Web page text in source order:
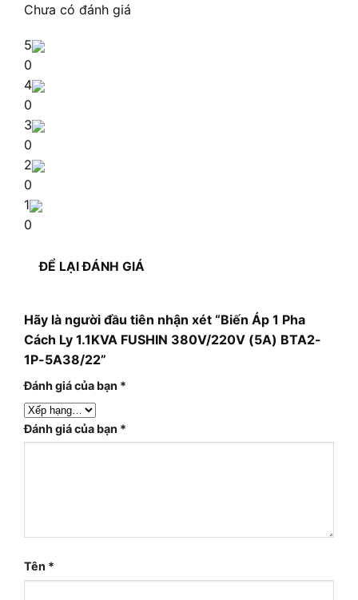
Chưa có đánh giá
5
0
4
0
3
0
2
0
1
0
ĐỂ LẠI ĐÁNH GIÁ
Hãy là người đầu tiên nhận xét “Biến Áp 1 Pha
Cách Ly 1.1KVA FUSHIN 380V/220V (5A) BTA2-
1P-5A38/22”
Đánh giá của bạn *
Đánh giá của bạn *
Tên *